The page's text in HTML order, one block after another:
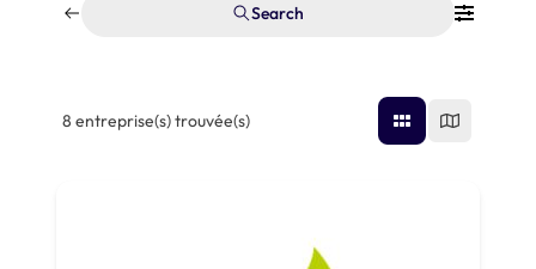
Search
8 entreprise(s) trouvée(s)